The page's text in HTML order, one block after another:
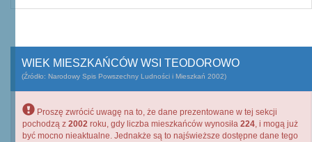
WIEK MIESZKAŃCÓW WSI TEODOROWO
(Źródło: Narodowy Spis Powszechny Ludności i Mieszkań 2002)
Proszę zwrócić uwagę na to, że dane prezentowane w tej sekcji
pochodzą z 2002 roku, gdy liczba mieszkańców wynosiła 224, i mogą już
być mocno nieaktualne. Jednakże są to najświeższe dostępne dane tego